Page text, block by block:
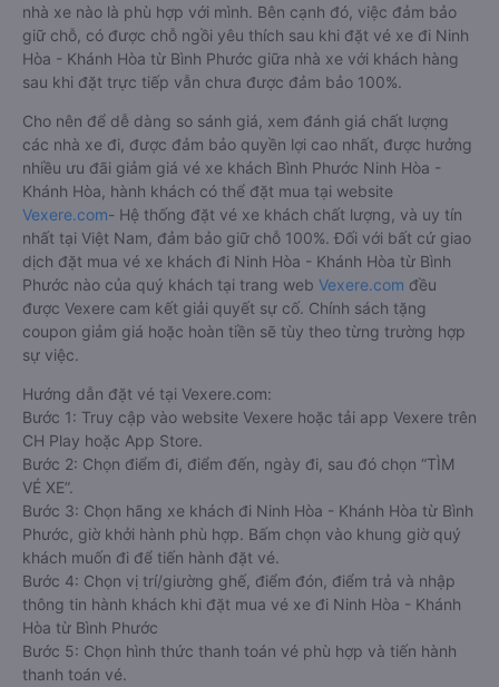
nhà xe nào là phù hợp với mình. Bên cạnh đó, việc đảm bảo
giữ chỗ, có được chỗ ngồi yêu thích sau khi đặt vé xe đi Ninh
Hòa - Khánh Hòa từ Bình Phước giữa nhà xe với khách hàng
sau khi đặt trực tiếp vẫn chưa được đảm bảo 100%.
Cho nên để dễ dàng so sánh giá, xem đánh giá chất lượng
các nhà xe đi, được đảm bảo quyền lợi cao nhất, được hưởng
nhiều ưu đãi giảm giá vé xe khách Bình Phước Ninh Hòa -
Khánh Hòa, hành khách có thể đặt mua tại website
Vexere.com- Hệ thống đặt vé xe khách chất lượng, và uy tín
nhất tại Việt Nam, đảm bảo giữ chỗ 100%. Đối với bất cứ giao
dịch đặt mua vé xe khách đi Ninh Hòa - Khánh Hòa từ Bình
Phước nào của quý khách tại trang web Vexere.com đều
được Vexere cam kết giải quyết sự cố. Chính sách tặng
coupon giảm giá hoặc hoàn tiền sẽ tùy theo từng trường hợp
sự việc.
Hướng dẫn đặt vé tại Vexere.com:
Bước 1: Truy cập vào website Vexere hoặc tải app Vexere trên
CH Play hoặc App Store.
Bước 2: Chọn điểm đi, điểm đến, ngày đi, sau đó chọn “TÌM
VÉ XE”.
Bước 3: Chọn hãng xe khách đi Ninh Hòa - Khánh Hòa từ Bình
Phước, giờ khởi hành phù hợp. Bấm chọn vào khung giờ quý
khách muốn đi để tiến hành đặt vé.
Bước 4: Chọn vị trí/giường ghế, điểm đón, điểm trả và nhập
thông tin hành khách khi đặt mua vé xe đi Ninh Hòa - Khánh
Hòa từ Bình Phước
Bước 5: Chọn hình thức thanh toán vé phù hợp và tiến hành
thanh toán vé.